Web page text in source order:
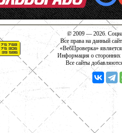
© 2009 — 2026.
Все права на данный
«ВебПроверка»
Информация о сторонних
Все сайты